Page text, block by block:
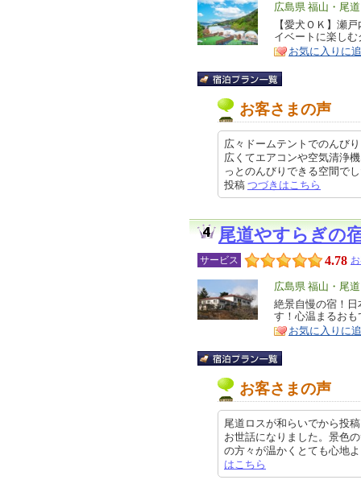
エ
リ
ア
広島県 福山・尾
特
徴
【愛犬ＯＫ】瀬
イベートに楽し
お気に入りに
お客さまの声
広々ドームテントでのんび
広くてエアコンや空気清浄
っとのんびりできる空間で
投稿 つづきはこちら
尾道やすらぎの
サービス 4.78
エ
リ
ア
広島県 福山・尾
特
徴
絶景自慢の宿！
す！心温まるお
お気に入りに
お客さまの声
尾道ロスが和らいでから投
お世話になりました。景色
の方々が温かくとても心地
はこちら